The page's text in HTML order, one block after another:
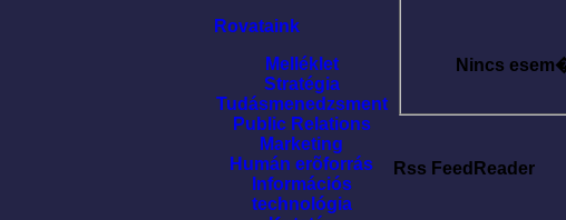
Rovataink
Melléklet
Stratégia
Tudásmenedzsment
Public Relations
Marketing
Humán erõforrás
Információs
technológia
Nincs
Rss FeedReader